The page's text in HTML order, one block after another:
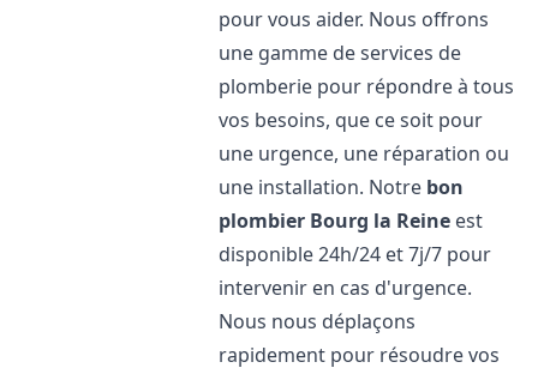
pour vous aider. Nous offrons
une gamme de services de
plomberie pour répondre à tous
vos besoins, que ce soit pour
une urgence, une réparation ou
une installation. Notre bon
plombier Bourg la Reine est
disponible 24h/24 et 7j/7 pour
intervenir en cas d'urgence.
Nous nous déplaçons
rapidement pour résoudre vos